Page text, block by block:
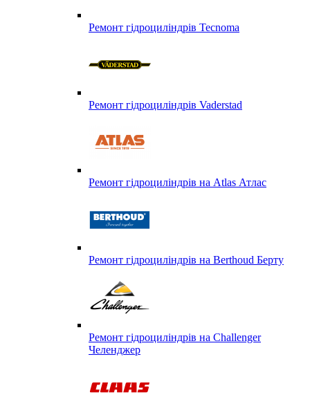
Ремонт гідроциліндрів Tecnoma
Ремонт гідроциліндрів Vaderstad
Ремонт гідроциліндрів на Atlas Атлас
Ремонт гідроциліндрів на Berthoud Берту
Ремонт гідроциліндрів на Challenger
Челенджер